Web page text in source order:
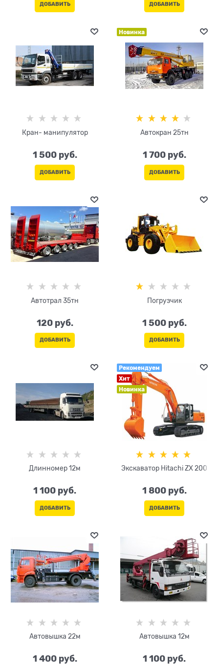
ДОБАВИТЬ ДОБАВИТЬ
Кран- манипулятор
1 500 руб.
ДОБАВИТЬ
Новинка
Автокран 25тн
1 700 руб.
ДОБАВИТЬ
Автотрал 35тн
120 руб.
ДОБАВИТЬ
Погрузчик
1 500 руб.
ДОБАВИТЬ
Длинномер 12м
1 100 руб.
ДОБАВИТЬ
Рекомендуем
Хит
Новинка
Экскаватор Hitachi ZX 200
1 800 руб.
ДОБАВИТЬ
Автовышка 22м
1 400 руб.
Автовышка 12м
1 100 руб.